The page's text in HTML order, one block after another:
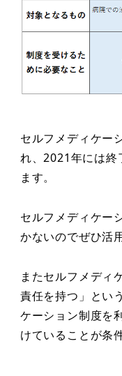
セルフメディケー
れ、2021年には終
ます。
セルフメディケー
かないのでぜひ活
またセルフメディ
責任を持つ」とい
ケーション制度を
けていることが条